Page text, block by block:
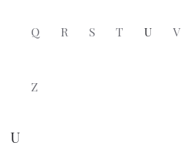
Q R S T U V
Z
U